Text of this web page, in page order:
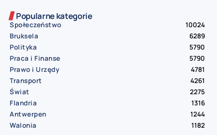
Popularne kategorie
Społeczeństwo
10024
Bruksela
6289
Polityka
5790
Praca i Finanse
5790
Prawo i Urzędy
4781
Transport
4261
Świat
2275
Flandria
1316
Antwerpen
1244
Walonia
1182